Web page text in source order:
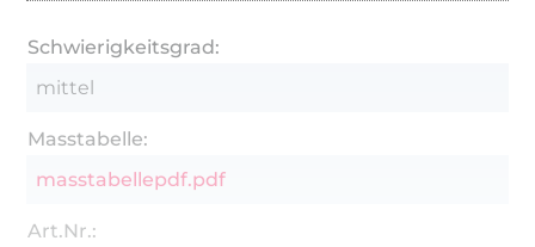
Schwierigkeitsgrad:
mittel
Masstabelle:
masstabellepdf.pdf
Art.Nr.: